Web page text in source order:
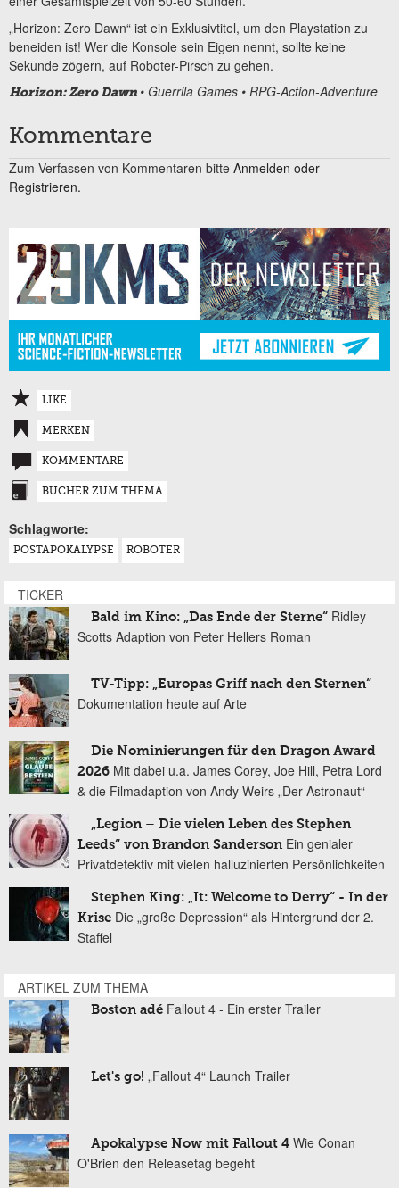
„Horizon: Zero Dawn“ ist ein Exklusivtitel, um den Playstation zu
beneiden ist! Wer die Konsole sein Eigen nennt, sollte keine
Sekunde zögern, auf Roboter-Pirsch zu gehen.
Horizon: Zero Dawn • Guerrila Games • RPG-Action-Adventure
Kommentare
Zum Verfassen von Kommentaren bitte Anmelden oder
Registrieren.
LIKE
MERKEN
KOMMENTARE
BÜCHER ZUM THEMA
Schlagworte:
POSTAPOKALYPSE ROBOTER
TICKER
Bald im Kino: „Das Ende der Sterne“ Ridley
Scotts Adaption von Peter Hellers Roman
TV-Tipp: „Europas Griff nach den Sternen“
Dokumentation heute auf Arte
Die Nominierungen für den Dragon Award
2026 Mit dabei u.a. James Corey, Joe Hill, Petra Lord
& die Filmadaption von Andy Weirs „Der Astronaut“
„Legion – Die vielen Leben des Stephen
Leeds“ von Brandon Sanderson Ein genialer
Privatdetektiv mit vielen halluzinierten Persönlichkeiten
Stephen King: „It: Welcome to Derry“ - In der
Krise Die „große Depression“ als Hintergrund der 2.
Staffel
ARTIKEL ZUM THEMA
Boston adé Fallout 4 - Ein erster Trailer
Let's go! „Fallout 4“ Launch Trailer
Apokalypse Now mit Fallout 4 Wie Conan
O'Brien den Releasetag begeht